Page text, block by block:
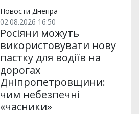
Новости Днепра
02.08.2026 16:50
Росіяни можуть
використовувати нову
пастку для водіїв на
дорогах
Дніпропетровщини:
чим небезпечні
«часники»